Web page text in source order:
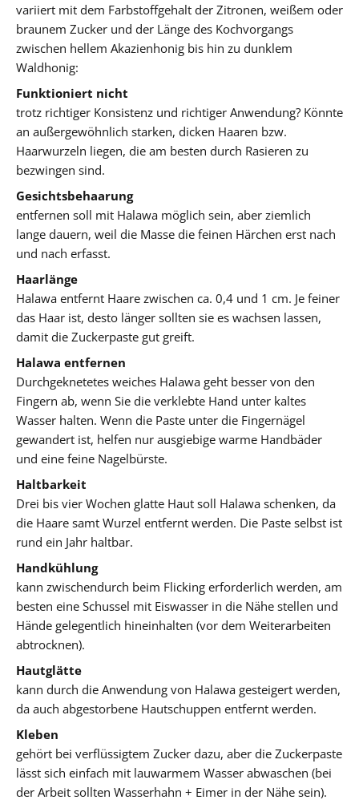
variiert mit dem Farbstoffgehalt der Zitronen, weißem oder
braunem Zucker und der Länge des Kochvorgangs
zwischen hellem Akazienhonig bis hin zu dunklem
Waldhonig:
Funktioniert nicht
trotz richtiger Konsistenz und richtiger Anwendung? Könnte
an außergewöhnlich starken, dicken Haaren bzw.
Haarwurzeln liegen, die am besten durch Rasieren zu
bezwingen sind.
Gesichtsbehaarung
entfernen soll mit Halawa möglich sein, aber ziemlich
lange dauern, weil die Masse die feinen Härchen erst nach
und nach erfasst.
Haarlänge
Halawa entfernt Haare zwischen ca. 0,4 und 1 cm. Je feiner
das Haar ist, desto länger sollten sie es wachsen lassen,
damit die Zuckerpaste gut greift.
Halawa entfernen
Durchgeknetetes weiches Halawa geht besser von den
Fingern ab, wenn Sie die verklebte Hand unter kaltes
Wasser halten. Wenn die Paste unter die Fingernägel
gewandert ist, helfen nur ausgiebige warme Handbäder
und eine feine Nagelbürste.
Haltbarkeit
Drei bis vier Wochen glatte Haut soll Halawa schenken, da
die Haare samt Wurzel entfernt werden. Die Paste selbst ist
rund ein Jahr haltbar.
Handkühlung
kann zwischendurch beim Flicking erforderlich werden, am
besten eine Schussel mit Eiswasser in die Nähe stellen und
Hände gelegentlich hineinhalten (vor dem Weiterarbeiten
abtrocknen).
Hautglätte
kann durch die Anwendung von Halawa gesteigert werden,
da auch abgestorbene Hautschuppen entfernt werden.
Kleben
gehört bei verflüssigtem Zucker dazu, aber die Zuckerpaste
lässt sich einfach mit lauwarmem Wasser abwaschen (bei
der Arbeit sollten Wasserhahn + Eimer in der Nähe sein).